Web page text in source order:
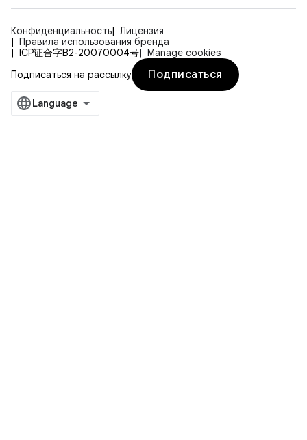
Конфиденциальность
Лицензия
Правила использования бренда
ICP证合字B2-20070004号
Manage cookies
Подписаться на рассылку
Подписаться